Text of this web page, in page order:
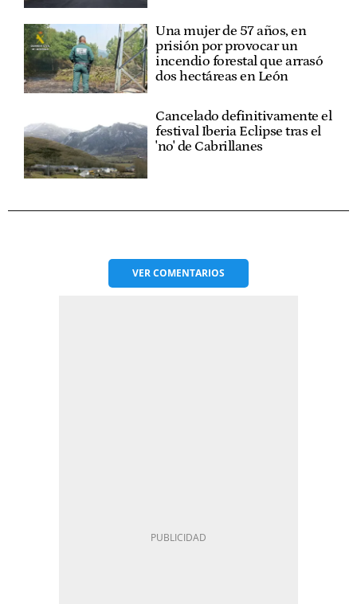
Una mujer de 57 años, en
prisión por provocar un
incendio forestal que arrasó
dos hectáreas en León
Cancelado definitivamente el
festival Iberia Eclipse tras el
'no' de Cabrillanes
VERCOMENTARIOS